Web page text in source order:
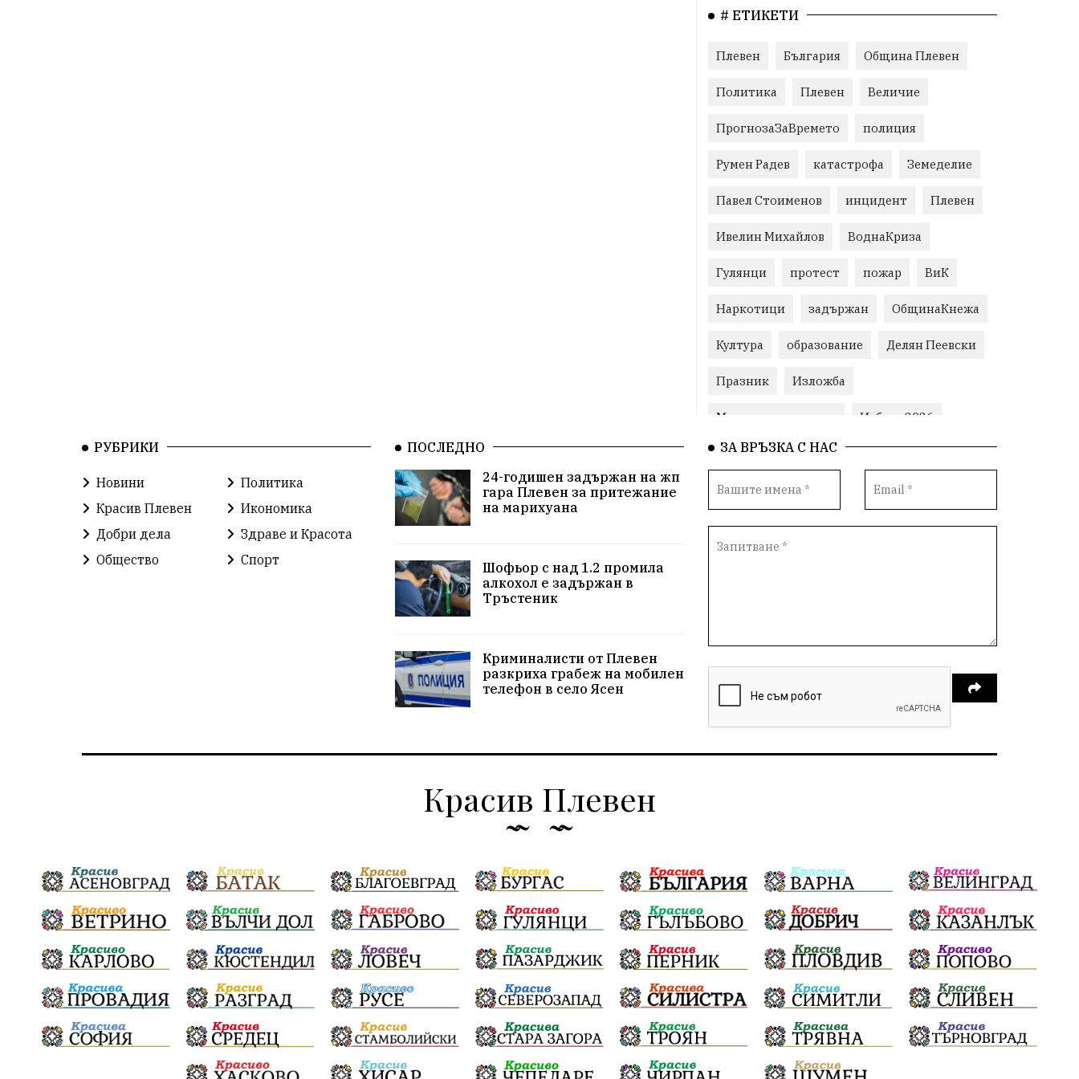
# ЕТИКЕТИ
Плевен България Община Плевен
Политика Плевен Величие
ПрогнозаЗаВремето полиция
Румен Радев катастрофа Земеделие
Павел Стоименов инцидент Плевен
Ивелин Михайлов ВоднаКриза
Гулянци протест пожар ВиК
Наркотици задържан ОбщинаКнежа
Култура образование Делян Пеевски
Празник Изложба
Министерски съвет Избори2026
Корупция воден режим
ЛетниПожари ОбластПлевен
ученици ремонти Красив Плевен
Ивелин Михайлов инфраструктура
здравеопазване задържани
Народно събрание прокуратура
Бюджет2026 Плевенско Новини
Традиции Избори Фолклор
Концерти спорт ПТП ГДБОП
Финансиране Купуване на гласове
Разследване
РУБРИКИ
Новини
Политика
Красив Плевен
Икономика
Добри дела
Здраве и Красота
Общество
Спорт
ПОСЛЕДНО
24-годишен задържан на жп
гара Плевен за притежание
на марихуана
Шофьор с над 1.2 промила
алкохол е задържан в
Тръстеник
Криминалисти от Плевен
разкриха грабеж на мобилен
телефон в село Ясен
ЗА ВРЪЗКА С НАС
Красив Плевен